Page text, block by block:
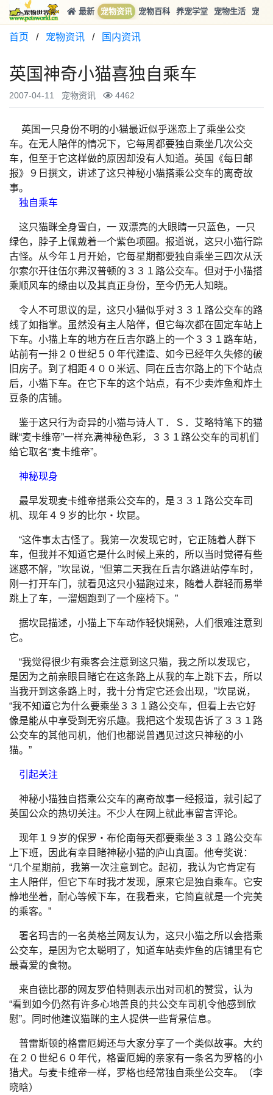
最新 宠物资讯 宠物百科 养宠学堂 宠物生活 宠物
首页 / 宠物资讯 / 国内资讯
英国神奇小猫喜独自乘车
2007-04-11 宠物资讯 4462
英国一只身份不明的小猫最近似乎迷恋上了乘坐公交
车。在无人陪伴的情况下，它每周都要独自乘坐几次公交
车，但至于它这样做的原因却没有人知道。英国《每日邮
报》９日撰文，讲述了这只神秘小猫搭乘公交车的离奇故
事。
独自乘车
这只猫眯全身雪白，一 双漂亮的大眼睛一只蓝色，一只
绿色，脖子上佩戴着一个紫色项圈。报道说，这只小猫行踪
古怪。从今年１月开始，它每星期都要独自乘坐三四次从沃
尔索尔开往伍尔弗汉普顿的３３１路公交车。但对于小猫搭
乘顺风车的缘由以及其真正身份，至今仍无人知晓。
令人不可思议的是，这只小猫似乎对３３１路公交车的路
线了如指掌。虽然没有主人陪伴，但它每次都在固定车站上
下车。小猫上车的地方在丘吉尔路上的一个３３１路车站，
站前有一排２０世纪５０年代建造、如今已经年久失修的破
旧房子。到了相距４００米远、同在丘吉尔路上的下个站点
后，小猫下车。在它下车的这个站点，有不少卖炸鱼和炸土
豆条的店铺。
鉴于这只行为奇异的小猫与诗人Ｔ．Ｓ．艾略特笔下的猫
眯“麦卡维帝”一样充满神秘色彩，３３１路公交车的司机们
给它取名“麦卡维帝”。
神秘现身
最早发现麦卡维帝搭乘公交车的，是３３１路公交车司
机、现年４９岁的比尔・坎昆。
“这件事太古怪了。我第一次发现它时，它正随着人群下
车，但我并不知道它是什么时候上来的，所以当时觉得有些
迷惑不解，”坎昆说，“但第二天我在丘吉尔路进站停车时，
刚一打开车门，就看见这只小猫跑过来，随着人群轻而易举
跳上了车，一溜烟跑到了一个座椅下。”
据坎昆描述，小猫上下车动作轻快娴熟，人们很难注意到
它。
“我觉得很少有乘客会注意到这只猫，我之所以发现它，
是因为之前亲眼目睹它在这条路上从我的车上跳下去，所以
当我开到这条路上时，我十分肯定它还会出现，”坎昆说，
“我不知道它为什么要乘坐３３１路公交车，但看上去它好
像是能从中享受到无穷乐趣。我把这个发现告诉了３３１路
公交车的其他司机，他们也都说曾遇见过这只神秘的小
猫。”
引起关注
神秘小猫独自搭乘公交车的离奇故事一经报道，就引起了
英国公众的热切关注。不少人在网上就此事留言评论。
现年１９岁的保罗・布伦南每天都要乘坐３３１路公交车
上下班，因此有幸目睹神秘小猫的庐山真面。他夸奖说：
“几个星期前，我第一次注意到它。起初，我认为它肯定有
主人陪伴，但它下车时我才发现，原来它是独自乘车。它安
静地坐着，耐心等候下车，在我看来，它简直就是一个完美
的乘客。”
署名玛吉的一名英格兰网友认为，这只小猫之所以会搭乘
公交车，是因为它太聪明了，知道车站卖炸鱼的店铺里有它
最喜爱的食物。
来自德比郡的网友罗伯特则表示出对司机的赞赏，认为
“看到如今仍然有许多心地善良的共公交车司机令他感到欣
慰”。同时他建议猫眯的主人提供一些背景信息。
普雷斯顿的格雷厄姆还与大家分享了一个类似故事。大约
在２０世纪６０年代，格雷厄姆的亲家有一条名为罗格的小
猎犬。与麦卡维帝一样，罗格也经常独自乘坐公交车。（李
晓晗）